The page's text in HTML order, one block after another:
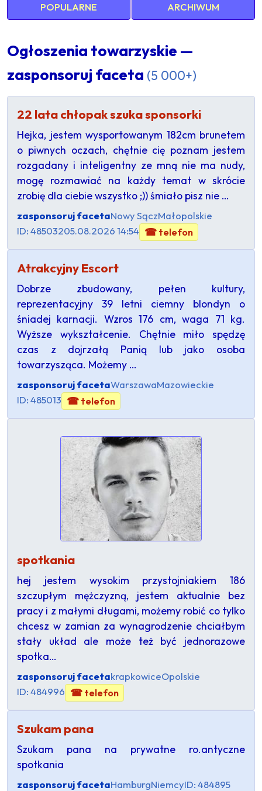
POPULARNE ARCHIWUM
Ogłoszenia towarzyskie —
zasponsoruj faceta (5 000+)
22 lata chłopak szuka sponsorki
Hejka, jestem wysportowanym 182cm brunetem
o piwnych oczach, chętnie cię poznam jestem
rozgadany i inteligentny ze mną nie ma nudy,
mogę rozmawiać na każdy temat w skrócie
zrobię dla ciebie wszystko ;)) śmiało pisz nie …
zasponsoruj facetaNowy SączMałopolskie
ID: 48503205.08.2026 14:54 ☎ telefon
Atrakcyjny Escort
Dobrze zbudowany, pełen kultury,
reprezentacyjny 39 letni ciemny blondyn o
śniadej karnacji. Wzros 176 cm, waga 71 kg.
Wyższe wykształcenie. Chętnie miło spędzę
czas z dojrzałą Panią lub jako osoba
towarzysząca. Możemy …
zasponsoruj facetaWarszawaMazowieckie
ID: 485013 ☎ telefon
spotkania
hej jestem wysokim przystojniakiem 186
szczupłym mężczyzną, jestem aktualnie bez
pracy i z małymi długami, możemy robić co tylko
chcesz w zamian za wynagrodzenie chciałbym
stały układ ale może też być jednorazowe
spotka…
zasponsoruj facetakrapkowiceOpolskie
ID: 484996 ☎ telefon
Szukam pana
Szukam pana na prywatne ro.antyczne
spotkania
zasponsoruj facetaHamburgNiemcyID: 484895